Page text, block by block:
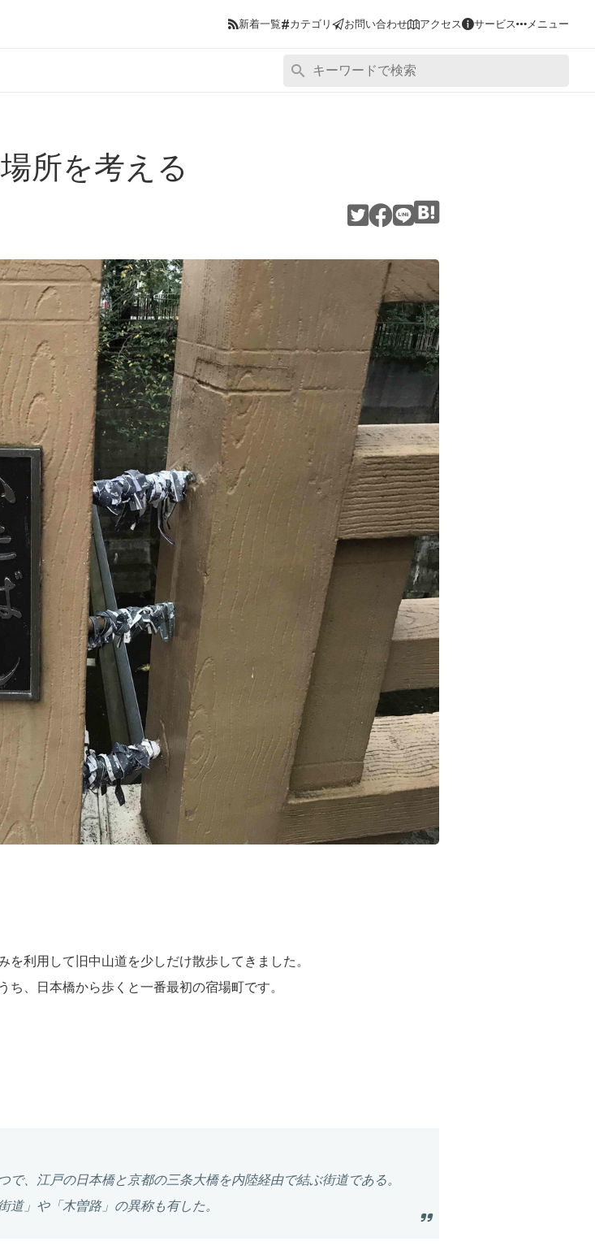
新着一覧#カテゴリ お問い合わせ アクセス サービス メニュー
所を考える
利用して旧中山道を少しだけ散歩してきました。
、日本橋から歩くと一番最初の宿場町です。
、江戸の日本橋と京都の三条大橋を内陸経由で結ぶ街道である。
道」や「木曽路」の異称も有した。